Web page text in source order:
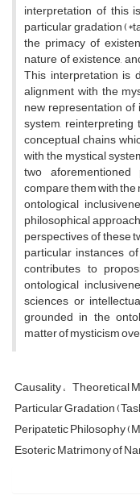
interpretation of this
particular gradation
the primacy of
nature of existence,
This interpretation is
alignment with the
new representation
system,
conceptual chains
with the mystical
two
compare them with
ontological
philosophical
perspectives of these
particular instances
contributes to
ontological
sciences or
grounded in the
matter of mysticism
Causality Theoretical
Particular Gradation
Peripatetic Philosophy
Esoteric Matrimony of